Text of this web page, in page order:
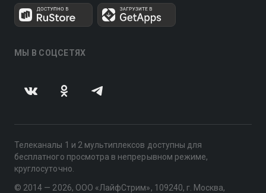
МЫ В СОЦСЕТЯХ
Телеканалы 1 и 2 мультиплексов доступны для
бесплатного просмотра в непрерывном режиме,
круглосуточно.
© 2014 — 2026, ООО «ЛайфСтрим», 109240, г. Москва,